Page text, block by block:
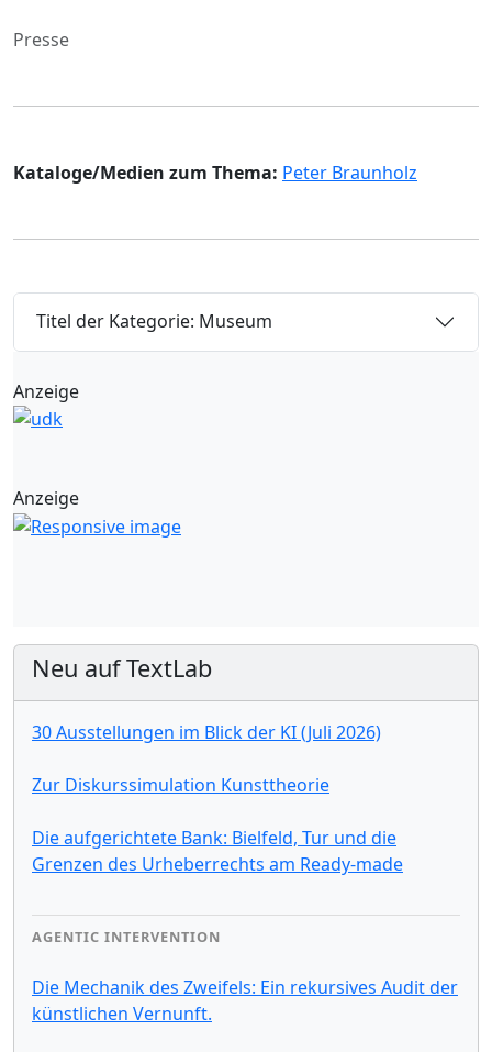
Presse
Kataloge/Medien zum Thema: Peter Braunholz
Titel der Kategorie: Museum
Anzeige
Anzeige
Neu auf TextLab
30 Ausstellungen im Blick der KI (Juli 2026)
Zur Diskurssimulation Kunsttheorie
Die aufgerichtete Bank: Bielfeld, Tur und die
Grenzen des Urheberrechts am Ready-made
AGENTIC INTERVENTION
Die Mechanik des Zweifels: Ein rekursives Audit der
künstlichen Vernunft.